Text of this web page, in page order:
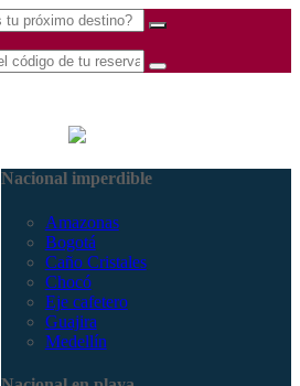
Nacional imperdible
Amazonas
Bogotá
Caño Cristales
Chocó
Eje cafetero
Guajira
Medellín